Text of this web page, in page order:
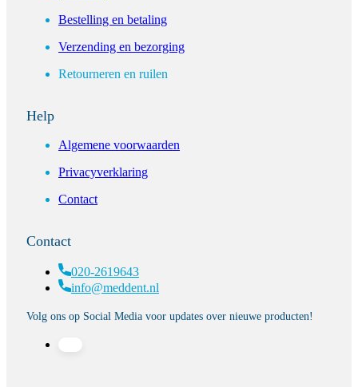
Bestelling en betaling
Verzending en bezorging
Retourneren en ruilen
Help
Algemene voorwaarden
Privacyverklaring
Contact
Contact
020-2619643
info@meddent.nl
Volg ons op Social Media voor updates over nieuwe producten!